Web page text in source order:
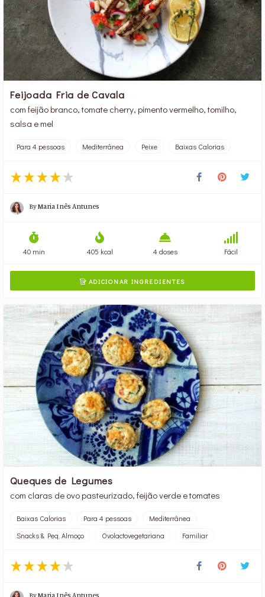
Feijoada Fria de Cavala
com feijão branco, tomate cherry, pimento vermelho, tomilho,
salsa e mel
Para 4 pessoas Mediterrânea Peixe Baixas Calorias
ByMaria Inês Antunes
40 min 405 kcal 4 doses Fácil
ADICIONAR INGREDIENTES
Queques de Legumes
com claras de ovo pasteurizado, feijão verde e tomates
Baixas Calorias Para 4 pessoas
Mediterrânea
Snacks & Peq. Almoço
Ovolactovegetariana Familiar
ByMaria Inês Antunes